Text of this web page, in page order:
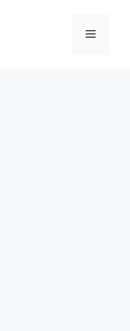
Menu